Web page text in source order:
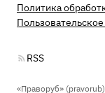
Политика
RSS
«Праворуб»